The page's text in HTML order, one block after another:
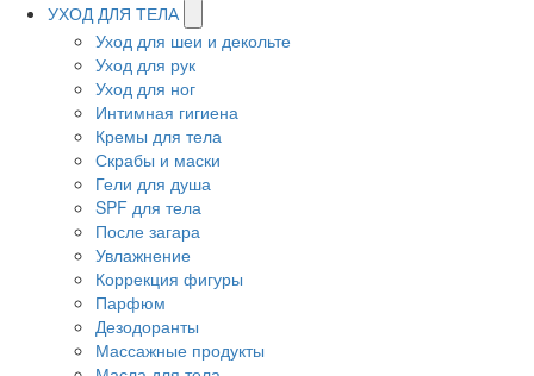
УХОД ДЛЯ ТЕЛА
Уход для шеи и декольте
Уход для рук
Уход для ног
Интимная гигиена
Кремы для тела
Скрабы и маски
Гели для душа
SPF для тела
После загара
Увлажнение
Коррекция фигуры
Парфюм
Дезодоранты
Массажные продукты